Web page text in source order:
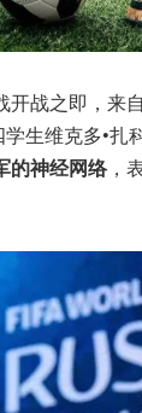
开战之即，来
生维克多•扎
的神经网络，